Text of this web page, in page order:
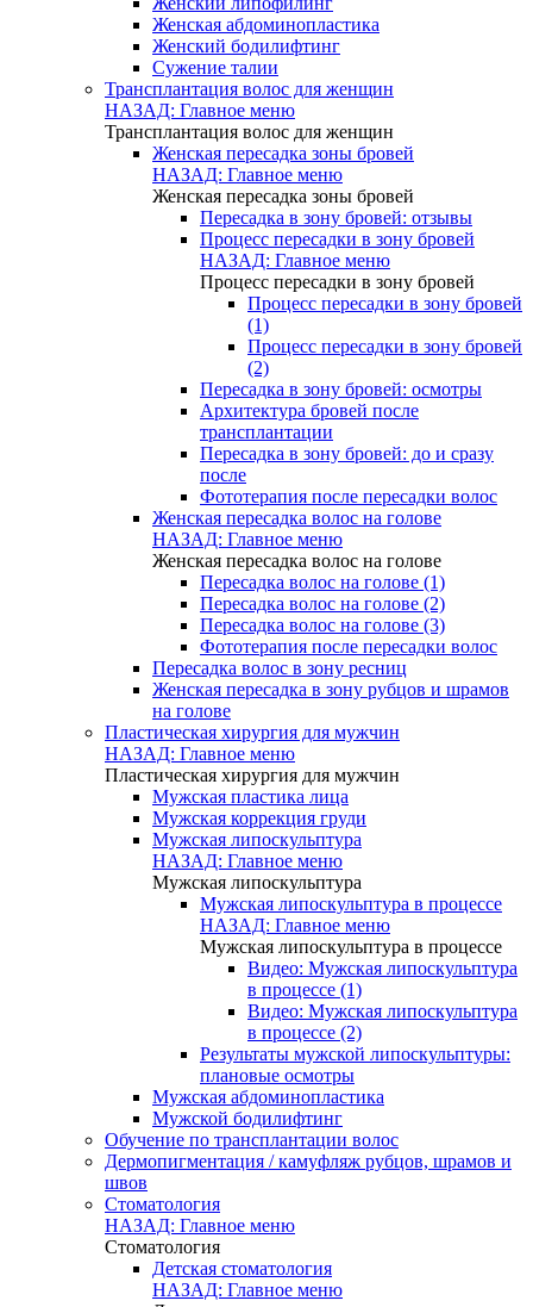
Женская абдоминопластика
Женский бодилифтинг
Сужение талии
Трансплантация волос для женщин
НАЗАД: Главное меню
Трансплантация волос для женщин
Женская пересадка зоны бровей
НАЗАД: Главное меню
Женская пересадка зоны бровей
Пересадка в зону бровей: отзывы
Процесс пересадки в зону бровей
НАЗАД: Главное меню
Процесс пересадки в зону бровей
Процесс пересадки в зону бровей
(1)
Процесс пересадки в зону бровей
(2)
Пересадка в зону бровей: осмотры
Архитектура бровей после
трансплантации
Пересадка в зону бровей: до и сразу
после
Фототерапия после пересадки волос
Женская пересадка волос на голове
НАЗАД: Главное меню
Женская пересадка волос на голове
Пересадка волос на голове (1)
Пересадка волос на голове (2)
Пересадка волос на голове (3)
Фототерапия после пересадки волос
Пересадка волос в зону ресниц
Женская пересадка в зону рубцов и шрамов
на голове
Пластическая хирургия для мужчин
НАЗАД: Главное меню
Пластическая хирургия для мужчин
Мужская пластика лица
Мужская коррекция груди
Мужская липоскульптура
НАЗАД: Главное меню
Мужская липоскульптура
Мужская липоскульптура в процессе
НАЗАД: Главное меню
Мужская липоскульптура в процессе
Видео: Мужская липоскульптура
в процессе (1)
Видео: Мужская липоскульптура
в процессе (2)
Результаты мужской липоскульптуры:
плановые осмотры
Мужская абдоминопластика
Мужской бодилифтинг
Обучение по трансплантации волос
Дермопигментация / камуфляж рубцов, шрамов и
швов
Стоматология
НАЗАД: Главное меню
Стоматология
Детская стоматология
НАЗАД: Главное меню